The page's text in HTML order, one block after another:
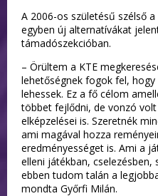
A 2006-os születésű szélső
egyben új alternatívákat
támadószekcióban.
– Örültem a KTE
lehetőségnek fogok fel,
lehessek. Ez a fő célom
többet fejlődni, de vonzó
elképzelései is. Szeretnék
ami magával hozza
eredményességet is. Ami a
elleni játékban, cselezésben,
ebben tudom talán a
mondta Győrfi Milán.